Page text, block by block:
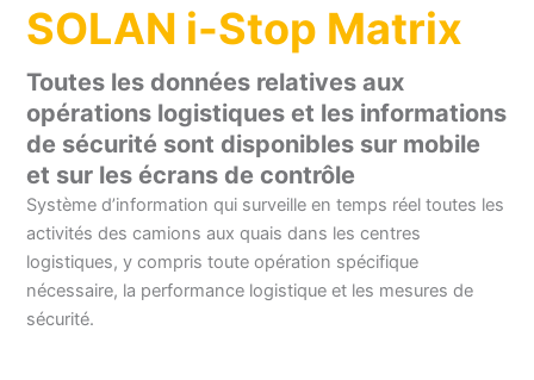
SOLAN i-Stop Matrix
Toutes les données relatives aux
opérations logistiques et les informations
de sécurité sont disponibles sur mobile
et sur les écrans de contrôle
Système d’information qui surveille en temps réel toutes les
activités des camions aux quais dans les centres
logistiques, y compris toute opération spécifique
nécessaire, la performance logistique et les mesures de
sécurité.